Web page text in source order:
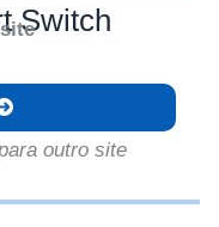
Switch
outro site